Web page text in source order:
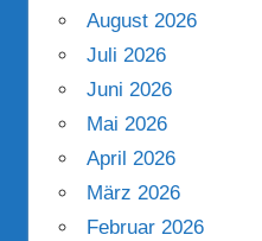
August 2026
Juli 2026
Juni 2026
Mai 2026
April 2026
März 2026
Februar 2026